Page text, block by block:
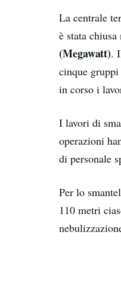
La centrale
è stata
(Megawatt).
cinque
in corso i
I lavori di
operazioni
di personale
Per lo
110 metri